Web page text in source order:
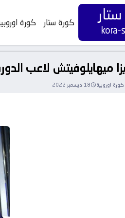
kora-
كورة ستار كورة
ميهايلوفيتش لاعب
كورة اوروبية 18 ديسمبر 2022